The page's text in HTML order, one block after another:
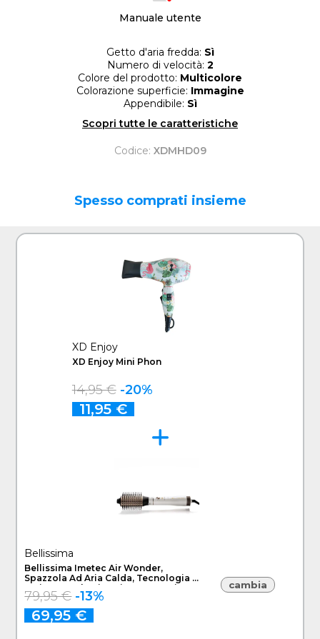
Manuale utente
Getto d'aria fredda: Sì
Numero di velocità: 2
Colore del prodotto: Multicolore
Colorazione superficie: Immagine
Appendibile: Sì
Scopri tutte le caratteristiche
Codice: XDMHD09
Spesso comprati insieme
XD Enjoy
XD Enjoy Mini Phon
14,95 € -20%
11,95 €
Bellissima
Bellissima Imetec Air Wonder,
Spazzola Ad Aria Calda, Tecnologia A
Ioni, Spazzole Rivestite In Ceramica E
Cheratina, Asciuga, Dona Volume, 8
Accessori, 1000 W
79,95 € -13%
69,95 €
cambia